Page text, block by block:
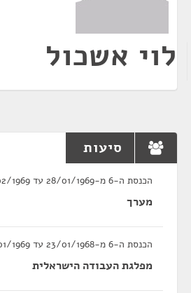
לוי אשכול
סיעות
הכנסת ה-6 מ-28/01/1969 עד 26/02/1969
מערך
הכנסת ה-6 מ-23/01/1968 עד 28/01/1969
מפלגת העבודה הישראלית